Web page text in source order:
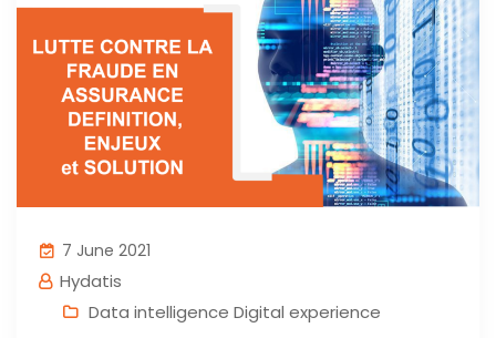
7 June 2021
Hydatis
Data intelligence Digital experience